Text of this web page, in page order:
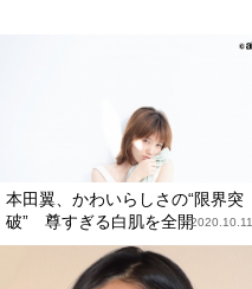
本田翼、かわいらしさの“限界突
破” 尊すぎる白肌を全開2020.10.11